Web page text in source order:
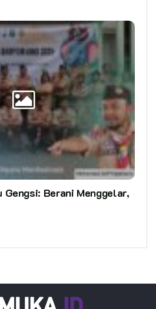
Gengsi: Berani Menggelar,